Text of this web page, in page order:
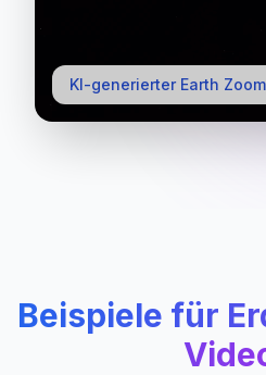
KI-generierter Earth
Beispiele für